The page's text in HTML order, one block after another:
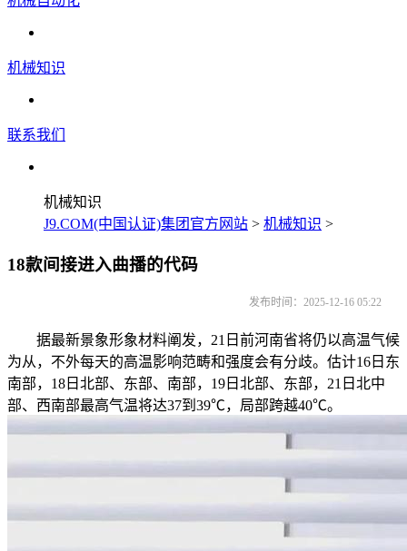
机械知识
联系我们
机械知识
J9.COM(中国认证)集团官方网站 > 机械知识 >
18款间接进入曲播的代码
发布时间：2025-12-16 05:22
据最新景象形象材料阐发，21日前河南省将仍以高温气候
为从，不外每天的高温影响范畴和强度会有分歧。估计16日东
南部，18日北部、东部、南部，19日北部、东部，21日北中
部、西南部最高气温将达37到39℃，局部跨越40℃。